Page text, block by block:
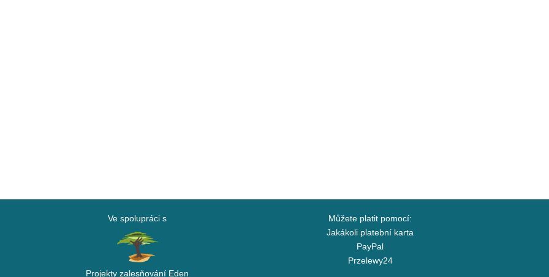
Ve spolupráci s
Projekty zalesňování Eden
Můžete platit pomocí:
Jakákoli platební karta
PayPal
Przelewy24